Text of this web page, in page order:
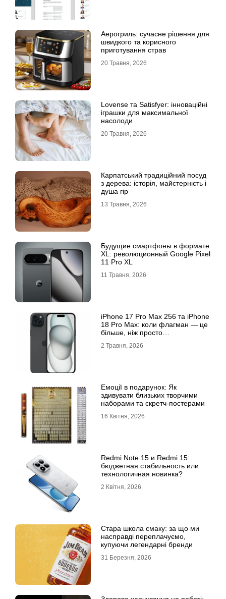
Аерогриль: сучасне рішення для
швидкого та корисного
приготування страв
20 Травня, 2026
Lovense та Satisfyer: інноваційні
іграшки для максимальної
насолоди
20 Травня, 2026
Карпатський традиційний посуд
з дерева: історія, майстерність і
душа гір
13 Травня, 2026
Будущие смартфоны в формате
XL: революционный Google Pixel
11 Pro XL
11 Травня, 2026
iРhone 17 Рro Мax 256 та iРhone
18 Рro Мax: коли флагман — це
більше, ніж просто
2 Травня, 2026
Емоції в подарунок: Як
здивувати близьких творчими
наборами та скретч-постерами
16 Квітня, 2026
Redmi Note 15 и Redmi 15:
бюджетная стабильность или
технологичная новинка?
2 Квітня, 2026
Стара школа смаку: за що ми
насправді переплачуємо,
купуючи легендарні бренди
31 Березня, 2026